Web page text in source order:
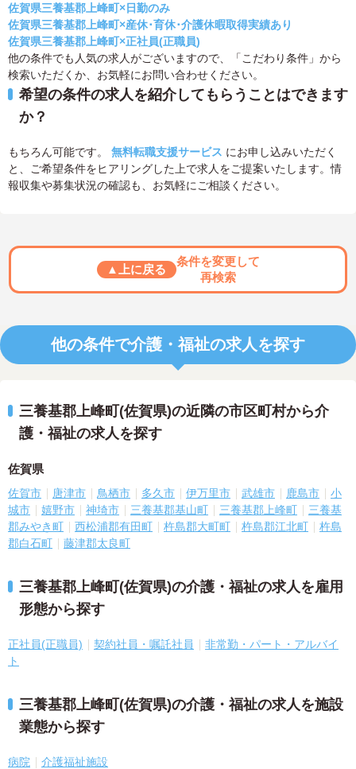
佐賀県三養基郡上峰町×日勤のみ
佐賀県三養基郡上峰町×産休･育休･介護休暇取得実績あり
佐賀県三養基郡上峰町×正社員(正職員)
他の条件でも人気の求人がございますので、「こだわり条件」から
検索いただくか、お気軽にお問い合わせください。
希望の条件の求人を紹介してもらうことはできます
か？
もちろん可能です。 無料転職支援サービス にお申し込みいただく
と、ご希望条件をヒアリングした上で求人をご提案いたします。情
報収集や募集状況の確認も、お気軽にご相談ください。
▲上に戻る
条件を変更して
再検索
他の条件で介護・福祉の求人を探す
三養基郡上峰町(佐賀県)の近隣の市区町村から介
護・福祉の求人を探す
佐賀県
佐賀市 唐津市 鳥栖市 多久市 伊万里市 武雄市 鹿島市
小
城市
嬉野市 神埼市 三養基郡基山町 三養基郡上峰町
三養基
郡みやき町
西松浦郡有田町 杵島郡大町町 杵島郡江北町
杵島
郡白石町
藤津郡太良町
三養基郡上峰町(佐賀県)の介護・福祉の求人を雇用
形態から探す
正社員(正職員) 契約社員・嘱託社員
非常勤・パート・アルバイ
ト
三養基郡上峰町(佐賀県)の介護・福祉の求人を施設
業態から探す
病院 介護福祉施設